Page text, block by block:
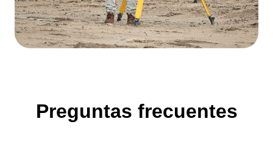
Preguntas frecuentes